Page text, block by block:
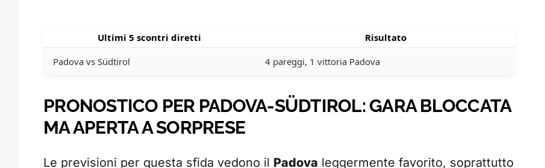
Ultimi 5 scontri diretti
Risultato
Padova vs Südtirol
4 pareggi, 1 vittoria Padova
PRONOSTICO PER PADOVA-SÜDTIROL: GARA BLOCCATA
MA APERTA A SORPRESE
Le previsioni per questa sfida vedono il Padova leggermente favorito, soprattutto